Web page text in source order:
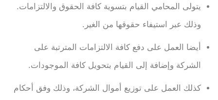
يتولى المحامي القيام بتسوية كافة الحقوق والالتزامات.
وذلك عبر استيفاء حقوقها من الغير.
أيضا العمل على دفع كافة الالتزامات المترتبة على
الشركة وإضافة إلى القيام بتحويل كافة الموجودات.
كذلك العمل على توزيع أموال الشركة، وذلك وفق أحكام